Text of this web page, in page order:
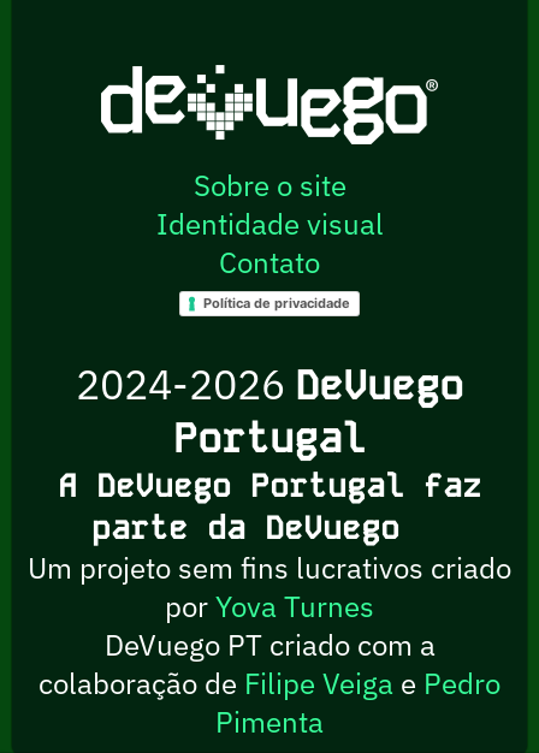
Sobre o site
Identidade visual
Contato
Política de privacidade
2024-2026 DeVuego
Portugal
A DeVuego Portugal faz
parte da DeVuego
Um projeto sem fins lucrativos criado
porYova Turnes
DeVuego PT criado com a
colaboração de Filipe Veiga e Pedro
Pimenta